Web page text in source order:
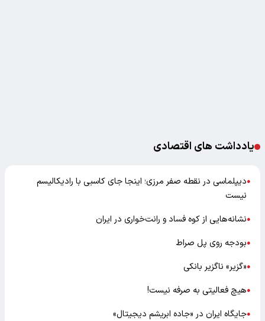
یادداشت های اقتصادی
●دیپلماسی در نقطه صفر مرزی؛ اینجا جای کاسبی با رادیکالیسم
نیست
●نشانه‌هایی از کوه فساد و رانت‌خواری در ایران
●بودجه روی پل صراط
●«گزیر» ناگزیر بانکی
●هیچ فعالیتی به صرفه نیست!
●جایگاه ایران در «جاده ابریشم دیجیتال»